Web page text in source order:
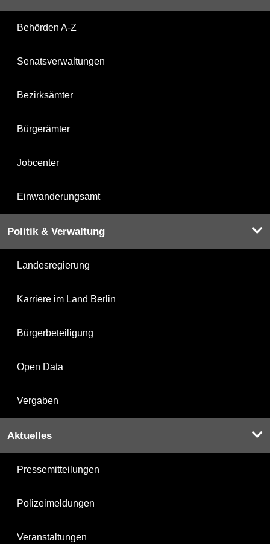
Behörden A-Z
Senatsverwaltungen
Bezirksämter
Bürgerämter
Jobcenter
Einwanderungsamt
Politik & Verwaltung
Landesregierung
Karriere im Land Berlin
Bürgerbeteiligung
Open Data
Vergaben
Aktuelles
Pressemitteilungen
Polizeimeldungen
Veranstaltungen